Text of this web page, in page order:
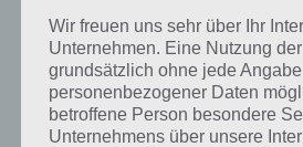
Wir freuen uns sehr über Ihr
Unternehmen. Eine Nutzung
grundsätzlich ohne jede Angabe
personenbezogener Daten
betroffene Person besondere
Unternehmens über unsere